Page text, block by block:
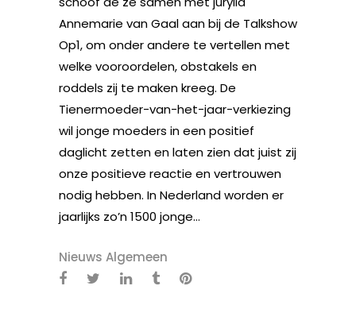
Annemarie van Gaal aan bij de Talkshow
Op1, om onder andere te vertellen met
welke vooroordelen, obstakels en
roddels zij te maken kreeg. De
Tienermoeder-van-het-jaar-verkiezing
wil jonge moeders in een positief
daglicht zetten en laten zien dat juist zij
onze positieve reactie en vertrouwen
nodig hebben. In Nederland worden er
jaarlijks zo’n 1500 jonge...
Nieuws Algemeen